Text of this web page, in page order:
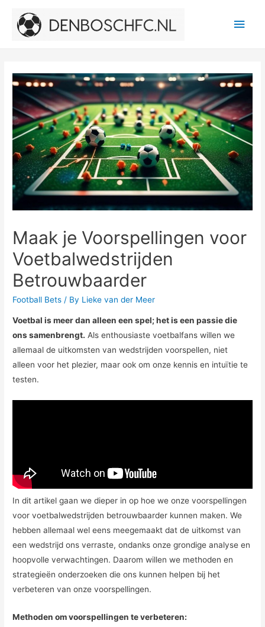
Main
Maak je Voorspellingen voor
Voetbalwedstrijden
Betrouwbaarder
Football Bets / By Lieke van der Meer
Voetbal is meer dan alleen een spel; het is een passie die
ons samenbrengt. Als enthousiaste voetbalfans willen we
allemaal de uitkomsten van wedstrijden voorspellen, niet
alleen voor het plezier, maar ook om onze kennis en intuïtie te
testen.
In dit artikel gaan we dieper in op hoe we onze voorspellingen
voor voetbalwedstrijden betrouwbaarder kunnen maken. We
hebben allemaal wel eens meegemaakt dat de uitkomst van
een wedstrijd ons verraste, ondanks onze grondige analyse en
hoopvolle verwachtingen. Daarom willen we methoden en
strategieën onderzoeken die ons kunnen helpen bij het
verbeteren van onze voorspellingen.
Methoden om voorspellingen te verbeteren: